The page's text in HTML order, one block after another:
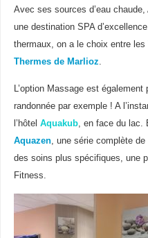
Avec ses sources d’eau
une destination SPA
thermaux, on a le choix entre les
Thermes de Marlioz
L’option Massage est
randonnée par exemple ! A
l’hôtel Aquakub, en face du lac.
Aquazen, une série complète
des soins plus spécifiques, une
Fitness.